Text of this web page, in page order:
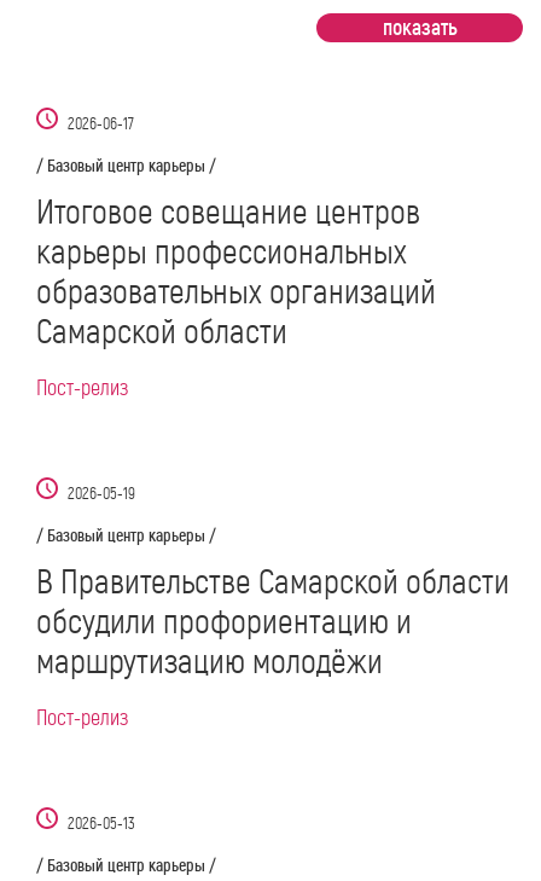
2026-06-17
/ Базовый центр карьеры /
Итоговое совещание центров
карьеры профессиональных
образовательных организаций
Самарской области
Пост-релиз
2026-05-19
/ Базовый центр карьеры /
В Правительстве Самарской области
обсудили профориентацию и
маршрутизацию молодёжи
Пост-релиз
2026-05-13
/ Базовый центр карьеры /